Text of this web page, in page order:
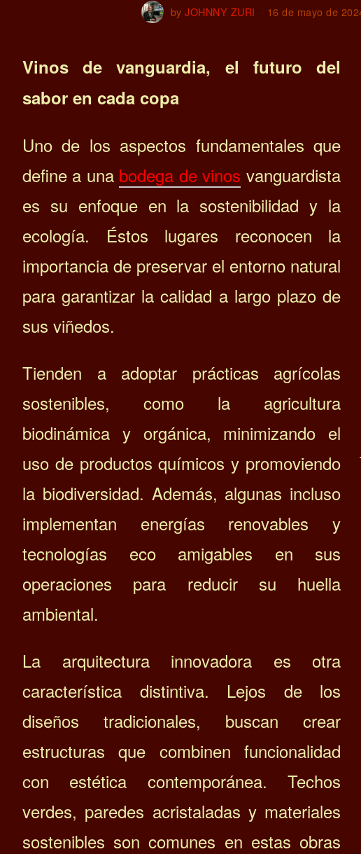
by JOHNNY ZURI 16 de mayo de
Vinos de vanguardia, el futuro del
sabor en cada copa
Uno de los aspectos fundamentales que
define a una bodega de vinos vanguardista
es su enfoque en la sostenibilidad y la
ecología. Éstos lugares reconocen la
importancia de preservar el entorno natural
para garantizar la calidad a largo plazo de
sus viñedos.
Tienden a adoptar prácticas agrícolas
sostenibles, como la agricultura
biodinámica y orgánica, minimizando el
uso de productos químicos y promoviendo
la biodiversidad. Además, algunas incluso
implementan energías renovables y
tecnologías eco amigables en sus
operaciones para reducir su huella
ambiental.
La arquitectura innovadora es otra
característica distintiva. Lejos de los
diseños tradicionales, buscan crear
estructuras que combinen funcionalidad
con estética contemporánea. Techos
verdes, paredes acristaladas y materiales
sostenibles son comunes en estas obras